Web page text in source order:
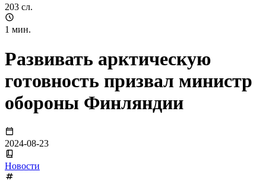
203 сл.
1 мин.
Развивать арктическую
готовность призвал министр
обороны Финляндии
2024-08-23
Новости